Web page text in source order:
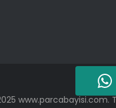
www.parcabayisi.com.